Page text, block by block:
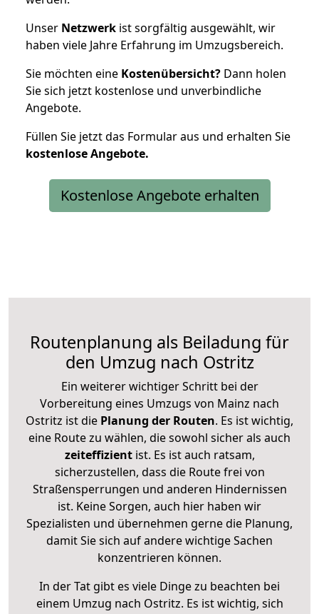
Unser Netzwerk ist sorgfältig ausgewählt, wir
haben viele Jahre Erfahrung im Umzugsbereich.
Sie möchten eine Kostenübersicht? Dann holen
Sie sich jetzt kostenlose und unverbindliche
Angebote.
Füllen Sie jetzt das Formular aus und erhalten Sie
kostenloseAngebote.
Kostenlose Angebote erhalten
Routenplanung als Beiladung für
den Umzug nach Ostritz
Ein weiterer wichtiger Schritt bei der
Vorbereitung eines Umzugs von Mainz nach
Ostritz ist die Planung der Routen. Es ist wichtig,
eine Route zu wählen, die sowohl sicher als auch
zeiteffizientist. Es ist auch ratsam,
sicherzustellen, dass die Route frei von
Straßensperrungen und anderen Hindernissen
ist. Keine Sorgen, auch hier haben wir
Spezialisten und übernehmen gerne die Planung,
damit Sie sich auf andere wichtige Sachen
konzentrieren können.
In der Tat gibt es viele Dinge zu beachten bei
einem Umzug nach Ostritz. Es ist wichtig, sich